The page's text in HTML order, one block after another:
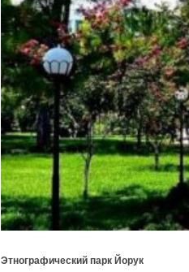
Этнографический парк Йорук